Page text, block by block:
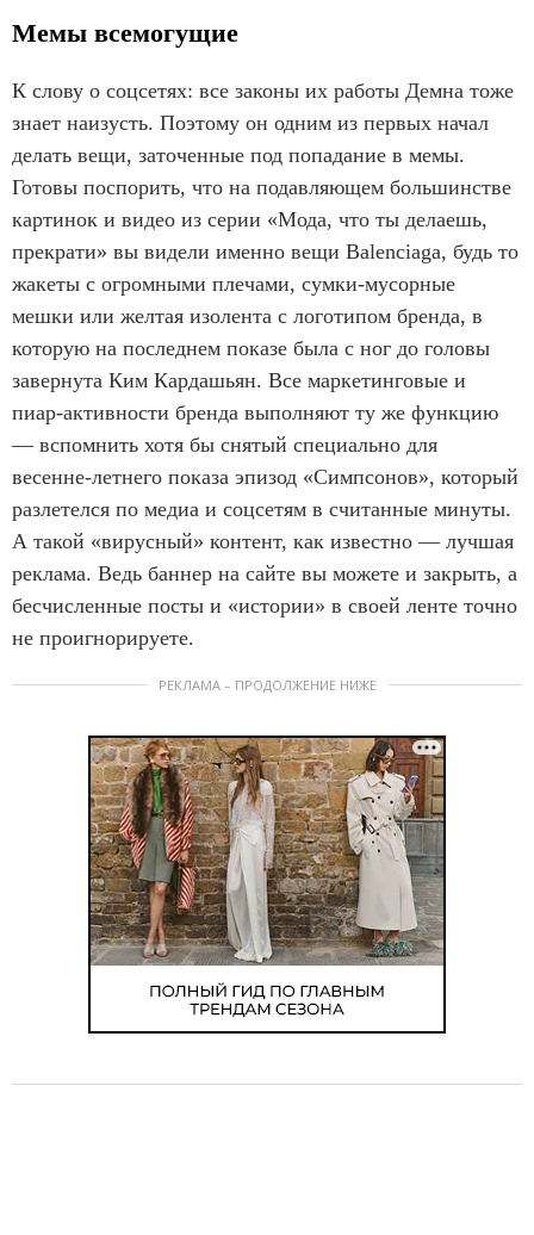
Мемы всемогущие
К слову о соцсетях: все законы их работы Демна тоже
знает наизусть. Поэтому он одним из первых начал
делать вещи, заточенные под попадание в мемы.
Готовы поспорить, что на подавляющем большинстве
картинок и видео из серии «Мода, что ты делаешь,
прекрати» вы видели именно вещи Balenciaga, будь то
жакеты с огромными плечами, сумки-мусорные
мешки или желтая изолента с логотипом бренда, в
которую на последнем показе была с ног до головы
завернута Ким Кардашьян. Все маркетинговые и
пиар-активности бренда выполняют ту же функцию
— вспомнить хотя бы снятый специально для
весенне-летнего показа эпизод «Симпсонов», который
разлетелся по медиа и соцсетям в считанные минуты.
А такой «вирусный» контент, как известно — лучшая
реклама. Ведь баннер на сайте вы можете и закрыть, а
бесчисленные посты и «истории» в своей ленте точно
не проигнорируете.
РЕКЛАМА – ПРОДОЛЖЕНИЕ НИЖЕ